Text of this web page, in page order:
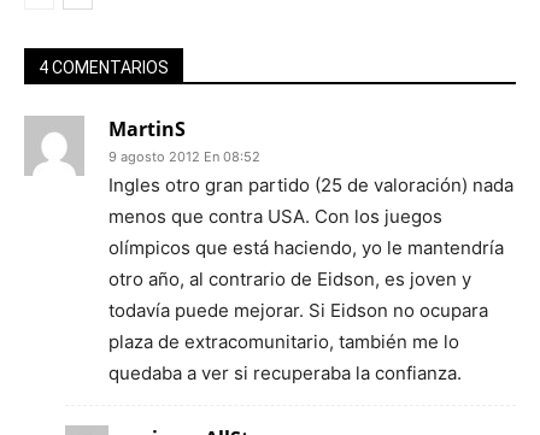
4 COMENTARIOS
MartinS
9 agosto 2012 En 08:52
Ingles otro gran partido (25 de valoración) nada
menos que contra USA. Con los juegos
olímpicos que está haciendo, yo le mantendría
otro año, al contrario de Eidson, es joven y
todavía puede mejorar. Si Eidson no ocupara
plaza de extracomunitario, también me lo
quedaba a ver si recuperaba la confianza.